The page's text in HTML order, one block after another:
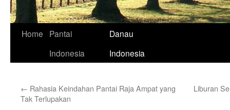
Home
Pantai
Indonesia
Danau
Indonesia
← Rahasia Keindahan Pantai Raja Ampat yang
Tak Terlupakan
Liburan